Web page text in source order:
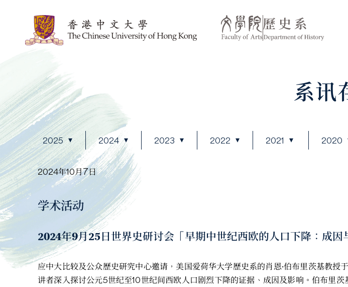
系讯
2025 2024 2023 2022 2021 2020
2024年10月7日
学术活动
2024年9月25日世界史研讨会「早期中世纪西欧的人口下降：成因
应中大比较及公众歷史研究中心邀请，美国爱荷华大学歷史系的肖恩·伯布里茨基教
讲者深入探讨公元5世纪至10世纪间西欧人口剧烈下降的证据、成因及影响。伯布里